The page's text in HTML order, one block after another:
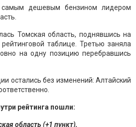
самым дешевым бензином лидером
Томская область, поднявшись на
таблице. Третью заняла
на одну позицию перебравшись
остались без изменений: Алтайский
рейтинга пошли:
область (+1 пункт),